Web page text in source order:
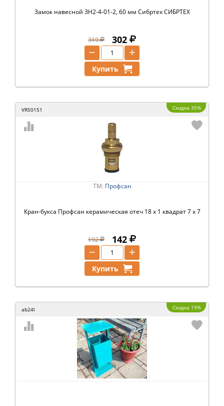
Замок навесной ЗН2-4-01-2, 60 мм Сибртех СИБРТЕХ
319 302
+
−
Купить
VR50151 Скидка 35%
ТМ: Профсан
Кран-букса Профсан керамическая отеч 18 x 1 квадрат 7 x 7
192 142
+
−
Купить
ab24l Скидка 19%